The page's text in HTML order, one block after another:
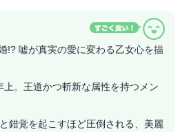
!? 嘘が真実の愛に変わる乙女心を描
上。王道かつ斬新な属性を持つメン
錯覚を起こすほど圧倒される、美麗